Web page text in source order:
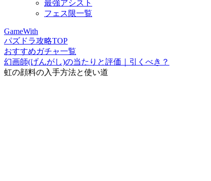
最強アシスト
フェス限一覧
GameWith
パズドラ攻略TOP
おすすめガチャ一覧
幻画師(げんがし)の当たりと評価｜引くべき？
虹の顔料の入手方法と使い道